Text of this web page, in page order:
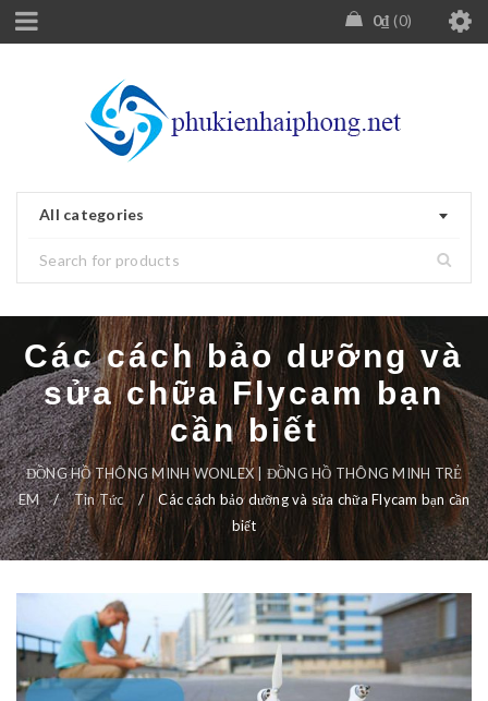
0₫ 0
All categories
Các cách bảo dưỡng và
sửa chữa Flycam bạn
cần biết
ĐỒNG HỒ THÔNG MINH WONLEX | ĐỒNG HỒ THÔNG MINH TRẺ
EM
/ Tin Tức /
Các cách bảo dưỡng và sửa chữa Flycam bạn cần
biết